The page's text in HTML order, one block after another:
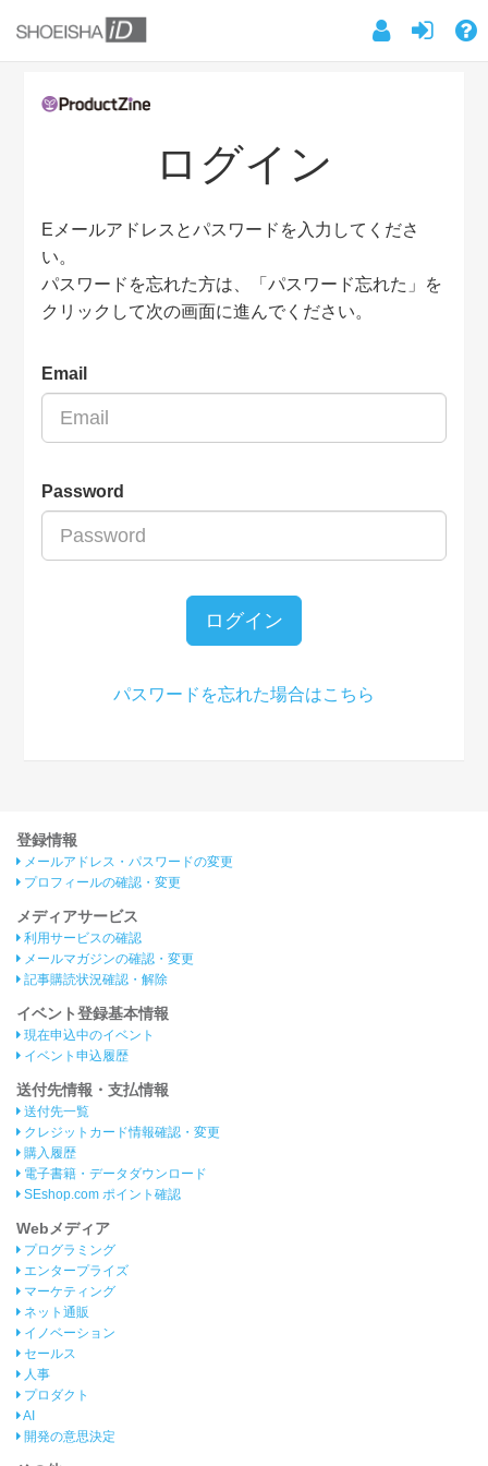
ログイン
Eメールアドレスとパスワードを入力してくださ
い。
パスワードを忘れた方は、「パスワード忘れた」を
クリックして次の画面に進んでください。
Email
Password
ログイン
パスワードを忘れた場合はこちら
登録情報
メールアドレス・パスワードの変更
プロフィールの確認・変更
メディアサービス
利用サービスの確認
メールマガジンの確認・変更
記事購読状況確認・解除
イベント登録基本情報
現在申込中のイベント
イベント申込履歴
送付先情報・支払情報
送付先一覧
クレジットカード情報確認・変更
購入履歴
電子書籍・データダウンロード
SEshop.com ポイント確認
Webメディア
プログラミング
エンタープライズ
マーケティング
ネット通販
イノベーション
セールス
人事
プロダクト
AI
開発の意思決定